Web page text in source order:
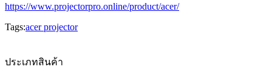
https://www.projectorpro.online/product/acer/
Tags:acer projector
ประเภทสินค้า